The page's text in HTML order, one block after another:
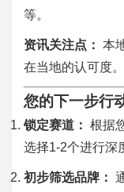
等。
资讯关注点： 本
在当地的认可度。
您的下一步行
锁定赛道： 根据
选择1-2个进行深
初步筛选品牌：